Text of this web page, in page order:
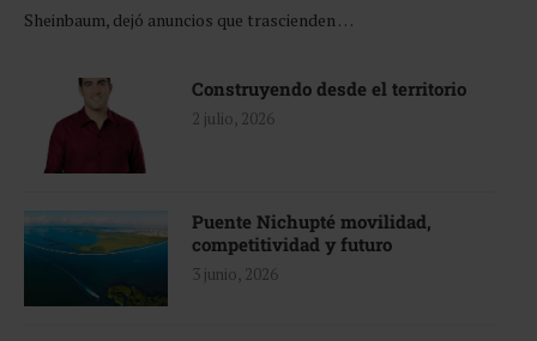
Sheinbaum, dejó anuncios que trascienden …
Construyendo desde el territorio
2 julio, 2026
Puente Nichupté movilidad,
competitividad y futuro
3 junio, 2026